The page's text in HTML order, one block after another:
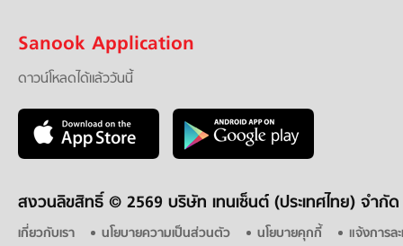
Sanook Application
ดาวน์โหลดได้แล้ววันนี้
สงวนลิขสิทธิ์ © 2569 บริษัท เทนเซ็นต์ (ประเทศไทย) จำกัด
เกี่ยวกับเรา นโยบายความเป็นส่วนตัว นโยบายคุกกี้ แจ้งการล